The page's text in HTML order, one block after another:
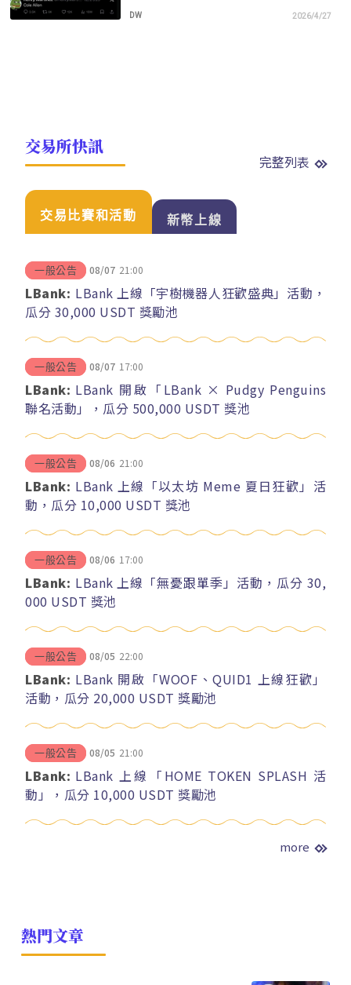
DW 2026/4/27
交易所快訊
完整列表
交易比賽和活動 新幣上線
一般公告 08/07 21:00
LBank: LBank 上線「宇樹機器人狂歡盛典」活動，
瓜分 30,000 USDT 獎勵池
一般公告 08/07 17:00
LBank: LBank 開啟「LBank × Pudgy Penguins
聯名活動」，瓜分 500,000 USDT 獎池
一般公告 08/06 21:00
LBank: LBank 上線「以太坊 Meme 夏日狂歡」活
動，瓜分 10,000 USDT 獎池
一般公告 08/06 17:00
LBank: LBank 上線「無憂跟單季」活動，瓜分 30,
000 USDT 獎池
一般公告 08/05 22:00
LBank: LBank 開啟「WOOF、QUID1 上線狂歡」
活動，瓜分 20,000 USDT 獎勵池
一般公告 08/05 21:00
LBank: LBank 上線「HOME TOKEN SPLASH 活
動」，瓜分 10,000 USDT 獎勵池
more
熱門文章